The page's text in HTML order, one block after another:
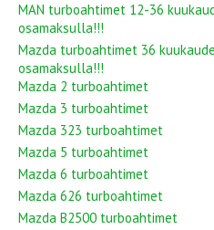
MAN turboahtimet 12-36
osamaksulla!!!
Mazda turboahtimet 36
osamaksulla!!!
Mazda 2 turboahtimet
Mazda 3 turboahtimet
Mazda 323 turboahtimet
Mazda 5 turboahtimet
Mazda 6 turboahtimet
Mazda 626 turboahtimet
Mazda B2500 turboahtimet